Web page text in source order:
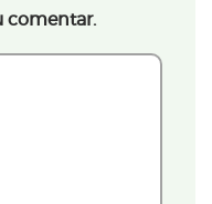
comentar.